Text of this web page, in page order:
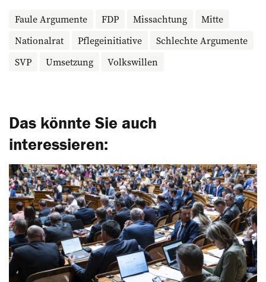
Faule Argumente FDP Missachtung
Mitte
Nationalrat
Pflegeinitiative
Schlechte Argumente
SVP
Umsetzung Volkswillen
Das könnte Sie auch
interessieren: